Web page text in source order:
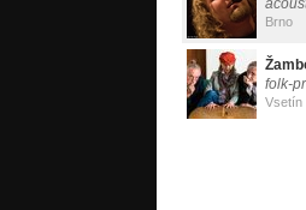
Brno
folk-
Vsetín